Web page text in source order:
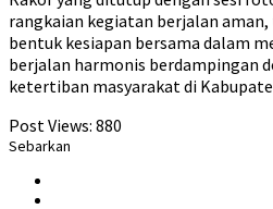
rangkaian kegiatan berjalan
bentuk kesiapan bersama dalam
berjalan harmonis berdampingan
ketertiban masyarakat di
Post Views: 880
Sebarkan